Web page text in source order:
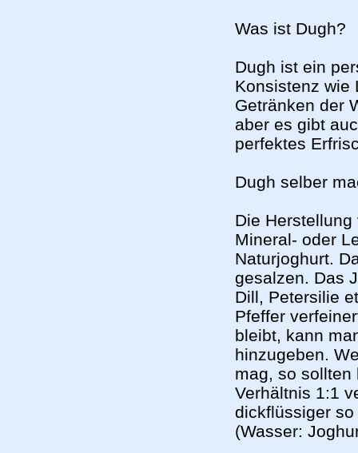
Was ist Dugh?
Dugh ist ein
Konsistenz wie
Getränken der
aber es gibt
perfektes
Dugh selber
Die
Mineral- oder
Naturjoghurt.
gesalzen. Das
Dill, Petersilie
Pfeffer
bleibt, kann
hinzugeben.
mag, so sollten
Verhältnis 1:1
dickflüssiger
(Wasser: